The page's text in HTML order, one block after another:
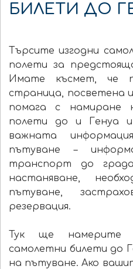
БИЛЕТИ ДО
Търсите изгодни
полети за
Имате късмет, че
страница, посветена
помага с намиране
полети до и Генуа
важната
пътуване –
транспорт до
настаняване,
пътуване,
резервация.
Тук ще намерите
самолетни билети до
на пътуване. Ако